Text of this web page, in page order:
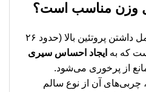
وزن مناسب است؟
شامل داشتن پروتئین بالا (حدود ۲۶
ایجاد احساس سیری
از پرخوری می‌شود.
چربی‌های آن از نوع سالم